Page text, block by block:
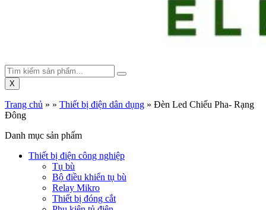
X
Trang chủ » » Thiết bị điện dân dụng » Đèn Led Chiếu Pha- Rạng
Đông
Danh mục sản phẩm
Thiết bị điện công nghiệp
Tụ bù
Bộ điều khiển tụ bù
Relay Mikro
Thiết bị đóng cắt